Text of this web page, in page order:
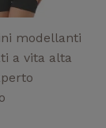
modellanti
a vita alta
possono
essere
scelte
nella